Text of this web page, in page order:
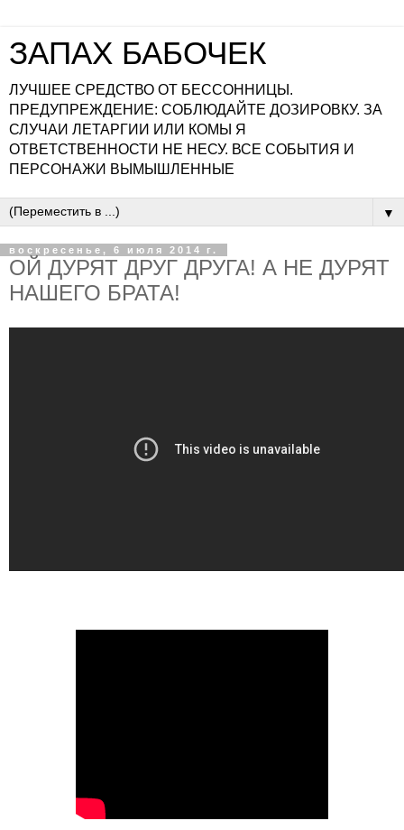
ЗАПАХ БАБОЧЕК
ЛУЧШЕЕ СРЕДСТВО ОТ БЕССОННИЦЫ.
ПРЕДУПРЕЖДЕНИЕ: СОБЛЮДАЙТЕ ДОЗИРОВКУ. ЗА
СЛУЧАИ ЛЕТАРГИИ ИЛИ КОМЫ Я
ОТВЕТСТВЕННОСТИ НЕ НЕСУ. ВСЕ СОБЫТИЯ И
ПЕРСОНАЖИ ВЫМЫШЛЕННЫЕ
▼
воскресенье, 6 июля 2014 г.
ОЙ ДУРЯТ ДРУГ ДРУГА! А НЕ ДУРЯТ
НАШЕГО БРАТА!